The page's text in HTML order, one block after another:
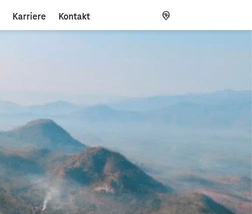
Karriere Kontakt CH